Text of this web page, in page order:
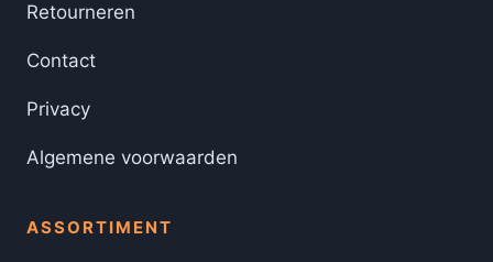
Retourneren
Contact
Privacy
Algemene voorwaarden
ASSORTIMENT